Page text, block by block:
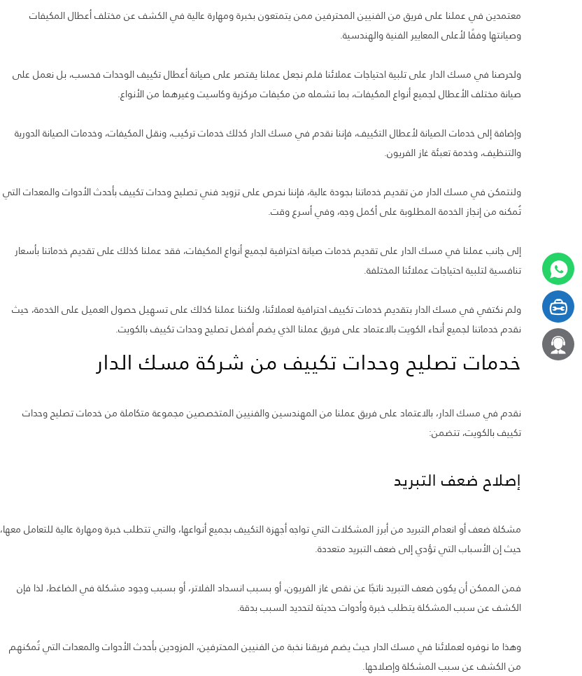
معتمدين في عملنا على فريق من الفنيين المحترفين ممن يتمتعون بخبرة ومهارة عالية في الكشف عن مختلف أعطال المكيفات
وصيانتها وفقًا لأعلى المعايير الفنية والهندسية.
ولحرصنا في مسك الدار على تلبية احتياجات عملائنا فلم نجعل عملنا يقتصر على صيانة أعطال تكييف الوحدات فحسب، بل نعمل على
صيانة مختلف الأعطال لجميع أنواع المكيفات، بما تشمله من مكيفات مركزية وكاسيت وغيرهما من الأنواع.
وإضافة إلى خدمات الصيانة لأعطال التكييف، فإننا نقدم في مسك الدار كذلك خدمات تركيب، ونقل المكيفات، وخدمات الصيانة الدورية
والتنظيف، وخدمة تعبئة غاز الفريون.
ولنتمكن في مسك الدار من تقديم خدماتنا بجودة عالية، فإننا نحرص على تزويد فني تصليح وحدات تكييف بأحدث الأدوات والمعدات التي
تُمكنه من إنجاز الخدمة المطلوبة على أكمل وجه، وفي أسرع وقت.
إلى جانب عملنا في مسك الدار على تقديم خدمات صيانة احترافية لجميع أنواع المكيفات، فقد عملنا كذلك على تقديم خدماتنا بأسعار
تنافسية لتلبية احتياجات عملائنا المختلفة.
ولم نكتفي في مسك الدار بتقديم خدمات تكييف احترافية لعملائنا، ولكننا عملنا كذلك على تسهيل حصول العميل على الخدمة، حيث
نقدم خدماتنا لجميع أنحاء الكويت بالاعتماد على فريق عملنا الذي يضم أفضل تصليح وحدات تكييف بالكويت.
خدمات تصليح وحدات تكييف من شركة مسك الدار
نقدم في مسك الدار، بالاعتماد على فريق عملنا من المهندسين والفنيين المتخصصين مجموعة متكاملة من خدمات تصليح وحدات
تكييف بالكويت، تتضمن:
إصلاح ضعف التبريد
مشكلة ضعف أو انعدام التبريد من أبرز المشكلات التي تواجه أجهزة التكييف بجميع أنواعها، والتي تتطلب خبرة ومهارة عالية للتعامل معها،
حيث إن الأسباب التي تؤدي إلى ضعف التبريد متعددة.
فمن الممكن أن يكون ضعف التبريد ناتجًا عن نقص غاز الفريون، أو بسبب انسداد الفلاتر، أو بسبب وجود مشكلة في الضاغط، لذا فإن
الكشف عن سبب المشكلة يتطلب خبرة وأدوات حديثة لتحديد السبب بدقة.
وهذا ما نوفره لعملائنا في مسك الدار حيث يضم فريقنا نخبة من الفنيين المحترفين، المزودين بأحدث الأدوات والمعدات التي تُمكنهم
من الكشف عن سبب المشكلة وإصلاحها.